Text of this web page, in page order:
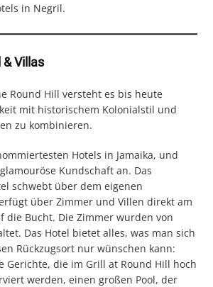
in Negril.
& Villas
Round Hill versteht es bis heute
mit historischem Kolonialstil und
zu kombinieren.
Hotels in Jamaika, und
Kundschaft an. Das
schwebt über dem eigenen
über Zimmer und Villen direkt am
die Bucht. Die Zimmer wurden von
Das Hotel bietet alles, was man sich
Rückzugsort nur wünschen kann:
Gerichte, die im Grill at Round Hill hoch
werden, einen großen Pool, der